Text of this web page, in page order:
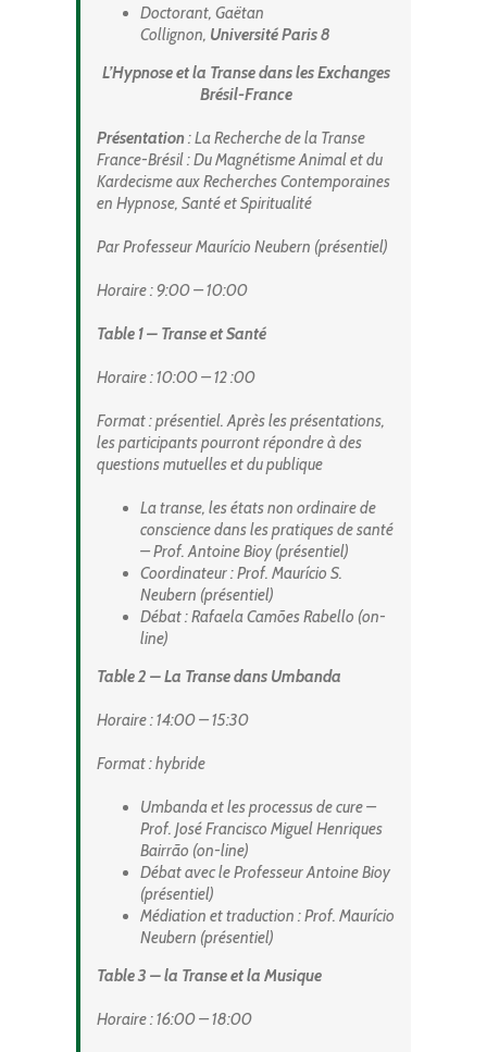
Doctorant, Gaëtan
Collignon, Université Paris 8
L’Hypnose et la Transe dans les Exchanges
Brésil-France
Présentation: La Recherche de la Transe
France-Brésil : Du Magnétisme Animal et du
Kardecisme aux Recherches Contemporaines
en Hypnose, Santé et Spiritualité
Par ProfesseurMaurício Neubern (présentiel)
Horaire: 9:00 – 10:00
Table 1 – Transe et Santé
Horaire: 10:00 – 12 :00
Format: présentiel. Après les présentations,
les participants pourront répondre à des
questions mutuelles et du publique
La transe, les états non ordinaire de
conscience dans les pratiques de santé
– Prof. Antoine Bioy (présentiel)
Coordinateur : Prof. Maurício S.
Neubern (présentiel)
Débat : Rafaela Camões Rabello (on-
line)
Table 2 – La Transe dans Umbanda
Horaire: 14:00 – 15:30
Format: hybride
Umbanda et les processus de cure –
Prof. José Francisco Miguel Henriques
Bairrão (on-line)
Débat avec le Professeur Antoine Bioy
(présentiel)
Médiation et traduction : Prof. Maurício
Neubern (présentiel)
Table 3 – la Transe et la Musique
Horaire: 16:00 – 18:00